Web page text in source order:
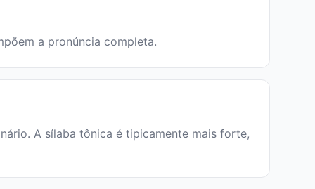
a pronúncia completa.
A sílaba tônica é tipicamente mais forte,